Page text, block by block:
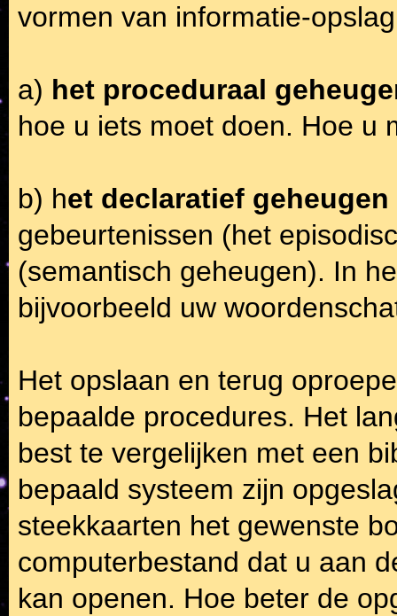
vormen van informatie-
a) het proceduraal
hoe u iets moet doen. Hoe u
b) het declaratief geheugen
gebeurtenissen (het
(semantisch geheugen). In
bijvoorbeeld uw
Het opslaan en terug
bepaalde procedures. Het
best te vergelijken met een
bepaald systeem zijn
steekkaarten het gewenste
computerbestand dat u aan
kan openen. Hoe beter de